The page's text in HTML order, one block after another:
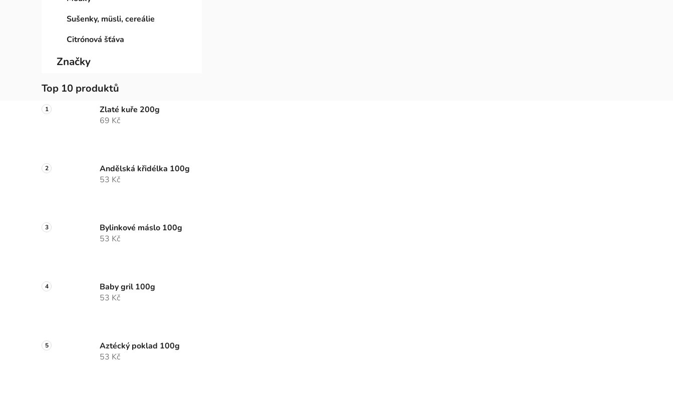
Sušenky, müsli, cereálie
Citrónová šťáva
Značky
Top 10 produktů
Zlaté kuře 200g
69 Kč
Andělská křidélka 100g
53 Kč
Bylinkové máslo 100g
53 Kč
Baby gril 100g
53 Kč
Aztécký poklad 100g
53 Kč